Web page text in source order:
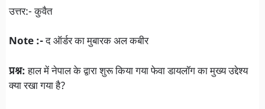
उत्तर:- कुवैत
Note :-द ऑर्डर का मुबारक अल कबीर
प्रश्न:हाल में नेपाल के द्वारा शुरू किया गया फेवा डायलॉग का मुख्य उद्देश्य
क्या रखा गया है?